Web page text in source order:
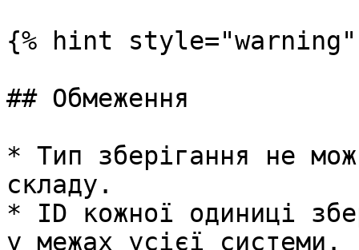
{% hint style="warning"
## Обмеження
* Тип зберігання не
складу.
* ID кожної одиниці
у межах усієї системи.